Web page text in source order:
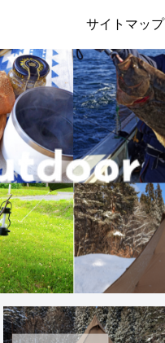
サイトマップ